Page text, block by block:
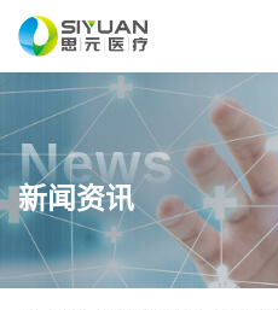
News
新闻资讯